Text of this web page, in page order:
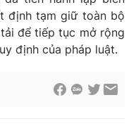
định tạm giữ toàn bộ
để tiếp tục mở rộng
định của pháp luật.